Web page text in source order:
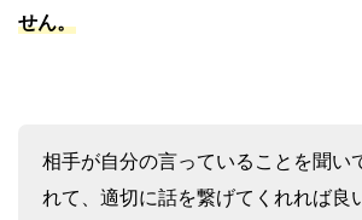
せん。
相手が自分の言っていることを聞い
れて、適切に話を繋げてくれれば良